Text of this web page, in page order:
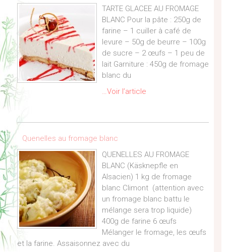
TARTE GLACEE AU FROMAGE
BLANC Pour la pâte : 250g de
farine – 1 cuiller à café de
levure – 50g de beurre – 100g
de sucre – 2 œufs – 1 peu de
lait Garniture : 450g de fromage
blanc du
…Voir l’article
Quenelles au fromage blanc
QUENELLES AU FROMAGE
BLANC (Käsknepfle en
Alsacien) 1 kg de fromage
blanc Climont (attention avec
un fromage blanc battu le
mélange sera trop liquide)
400g de farine 6 œufs
Mélanger le fromage, les œufs
et la farine. Assaisonnez avec du